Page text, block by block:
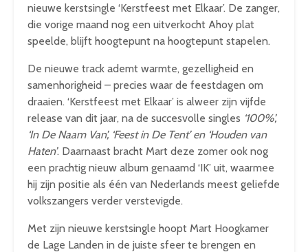
nieuwe kerstsingle ‘Kerstfeest met Elkaar’. De zanger,
die vorige maand nog een uitverkocht Ahoy plat
speelde, blijft hoogtepunt na hoogtepunt stapelen.
De nieuwe track ademt warmte, gezelligheid en
samenhorigheid – precies waar de feestdagen om
draaien. ‘Kerstfeest met Elkaar’ is alweer zijn vijfde
release van dit jaar, na de succesvolle singles ‘100%’,
‘In De Naam Van’, ‘Feest in De Tent’ en ‘Houden van
Haten’. Daarnaast bracht Mart deze zomer ook nog
een prachtig nieuw album genaamd ‘IK’ uit, waarmee
hij zijn positie als één van Nederlands meest geliefde
volkszangers verder verstevigde.
Met zijn nieuwe kerstsingle hoopt Mart Hoogkamer
de Lage Landen in de juiste sfeer te brengen en